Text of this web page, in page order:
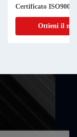
Certificato ISO9001
Ottieni il